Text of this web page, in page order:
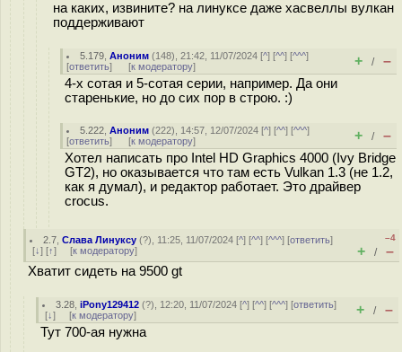
на каких, извините? на линуксе даже хасвеллы вулкан
поддерживают
5.179 ,Аноним (148), 21:42, 11/07/2024 [^] [^^] [^^^]
[ответить] [к модератору] + / –
4-х сотая и 5-сотая серии, например. Да они
старенькие, но до сих пор в строю. :)
5.222 ,Аноним (222), 14:57, 12/07/2024 [^] [^^] [^^^]
[ответить] [к модератору] + / –
Хотел написать про Intel HD Graphics 4000 (Ivy Bridge
GT2), но оказывается что там есть Vulkan 1.3 (не 1.2,
как я думал), и редактор работает. Это драйвер
crocus.
2.7 ,Слава Линуксу (?), 11:25, 11/07/2024 [^] [^^] [^^^] [ответить]
[↓] [↑] [к модератору]
–4
+ / –
Хватит сидеть на 9500 gt
3.28 ,iPony129412 (?), 12:20, 11/07/2024 [^] [^^] [^^^] [ответить]
[↓] [к модератору] + / –
Тут 700-ая нужна